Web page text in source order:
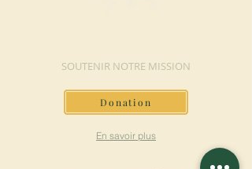
SOUTENIR NOTRE MISSION
Donation
En savoir plus